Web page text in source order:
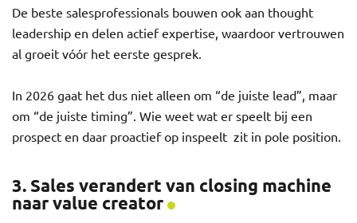
De beste salesprofessionals bouwen ook aan thought
leadership en delen actief expertise, waardoor vertrouwen
al groeit vóór het eerste gesprek.
In 2026 gaat het dus niet alleen om “de juiste lead”, maar
om “de juiste timing”. Wie weet wat er speelt bij een
prospect en daar proactief op inspeelt zit in pole position.
3. Sales verandert van closing machine
naar value creator